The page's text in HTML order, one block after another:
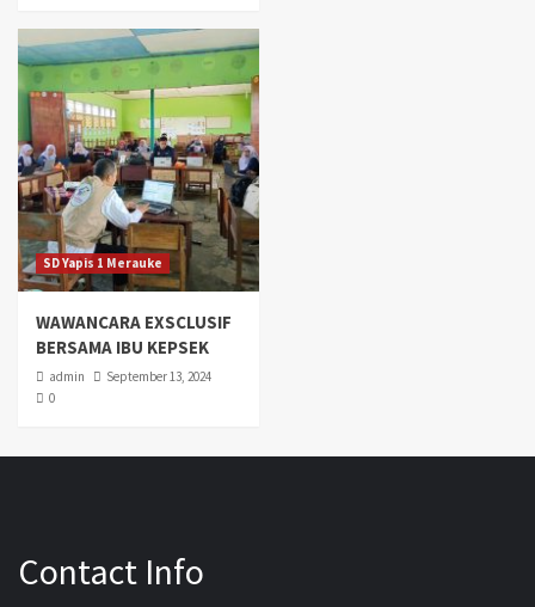
SD Yapis 1 Merauke
WAWANCARA EXSCLUSIF
BERSAMA IBU KEPSEK
admin
September 13, 2024
0
Contact Info